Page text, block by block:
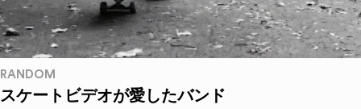
RANDOM
スケートビデオが愛したバンド